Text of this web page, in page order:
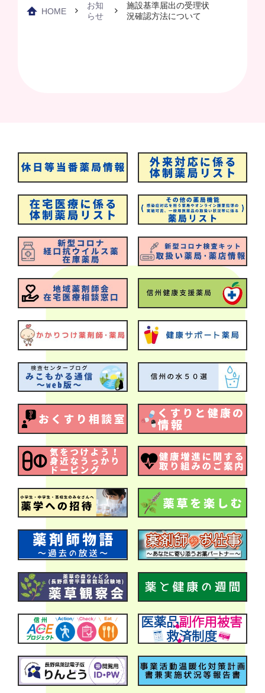
HOME
お知
らせ
施設基準届出の受理状
況確認方法について